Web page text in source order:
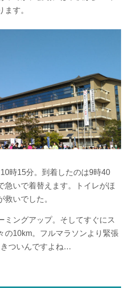
す。
時15分。到着したのは9時40
急いで着替えます。トイレがほ
救いでした。
ミングアップ。そしてすぐにス
の10km。フルマラソンより緊張
ついんですよね…